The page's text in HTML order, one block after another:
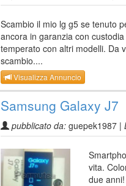
Scambio il mio lg g5 se tenuto
ancora in garanzia con
temperato con altri modelli. Da
scambio....
Visualizza Annuncio
Samsung Galaxy J7
pubblicato da: guepek1987 |
vita.
due anni!